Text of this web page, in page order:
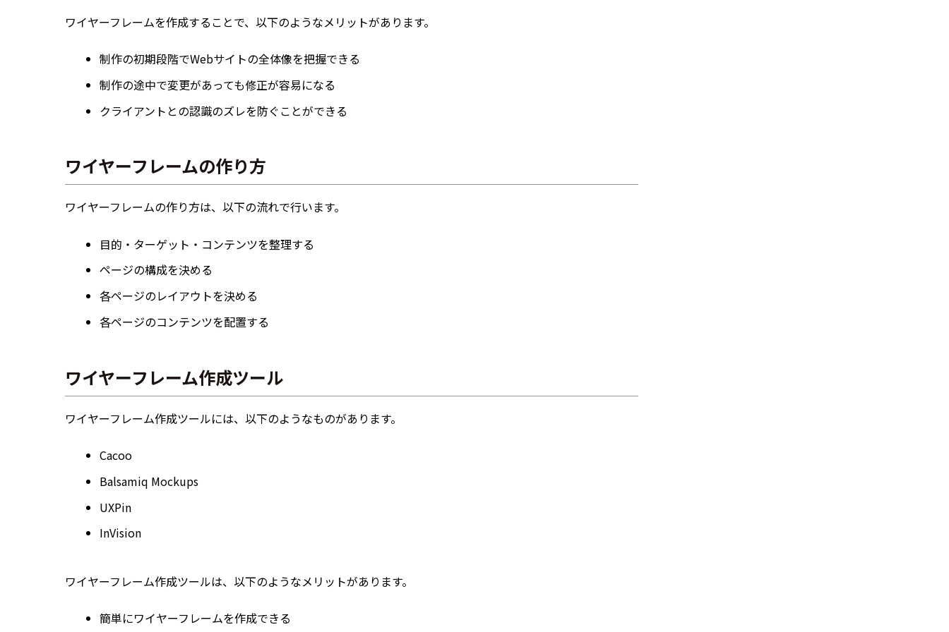
ワイヤーフレームを作成することで、以下のようなメリットがあります。
制作の初期段階でWebサイトの全体像を把握できる
制作の途中で変更があっても修正が容易になる
クライアントとの認識のズレを防ぐことができる
ワイヤーフレームの作り方
ワイヤーフレームの作り方は、以下の流れで行います。
目的・ターゲット・コンテンツを整理する
ページの構成を決める
各ページのレイアウトを決める
各ページのコンテンツを配置する
ワイヤーフレーム作成ツール
ワイヤーフレーム作成ツールには、以下のようなものがあります。
Cacoo
Balsamiq Mockups
UXPin
InVision
ワイヤーフレーム作成ツールは、以下のようなメリットがあります。
簡単にワイヤーフレームを作成できる